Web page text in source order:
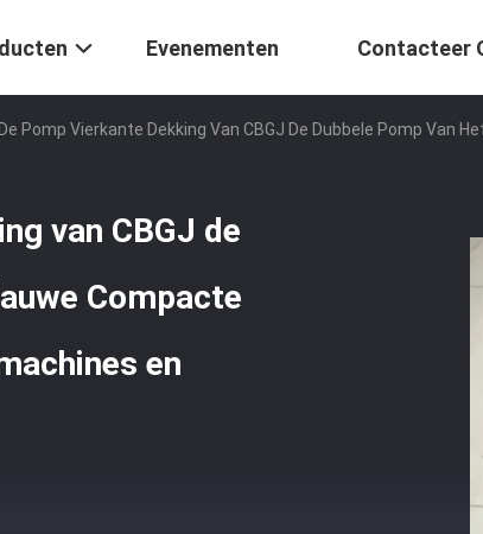
Evenementen Contacteer
Pomp Vierkante Dekking Van CBGJ De Dubbele Pomp Van
van CBGJ de
Compacte
en